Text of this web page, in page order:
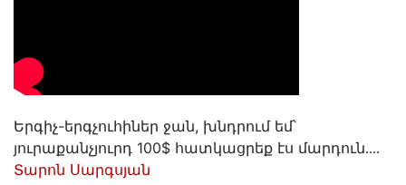
Երգիչ-երգչուհիներ ջան, խնդրում եմ՝
յուրաքանչյուրդ 100$ հատկացրեք էս մարդուն․․․․
Տարոն Սարգսյան